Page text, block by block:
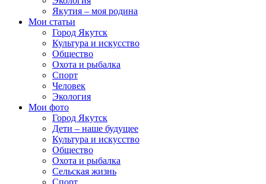
Якутия – моя родина
Мои статьи
Город Якутск
Культура и искусство
Общество
Охота и рыбалка
Спорт
Человек
Экология
Мои фото
Город Якутск
Дети – наше будущее
Культура и искусство
Общество
Охота и рыбалка
Сельская жизнь
Спорт